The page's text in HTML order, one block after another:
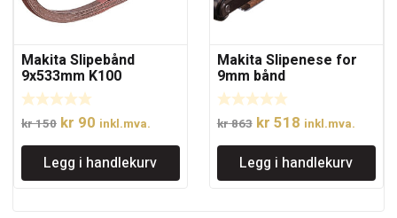
Makita Slipebånd
9x533mm K100
kr150 Opprinnelig
pris
var:
kr 150.
kr 90 Nåværende
pris
er:
kr 90.
inkl.mva.
Legg i handlekurv
Makita Slipenese for
9mm bånd
kr863 Opprinnelig
pris
var:
kr 863.
kr 518Nåværende
pris
er:
kr 518.
inkl.mva.
Legg i handlekurv